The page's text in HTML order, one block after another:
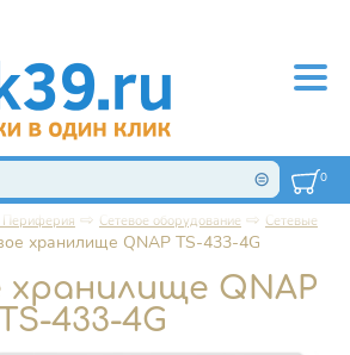
0
⇨ Сетевое оборудование ⇨ Сетевые
хранилище QNAP TS-433-4G
QNAP
433-4G